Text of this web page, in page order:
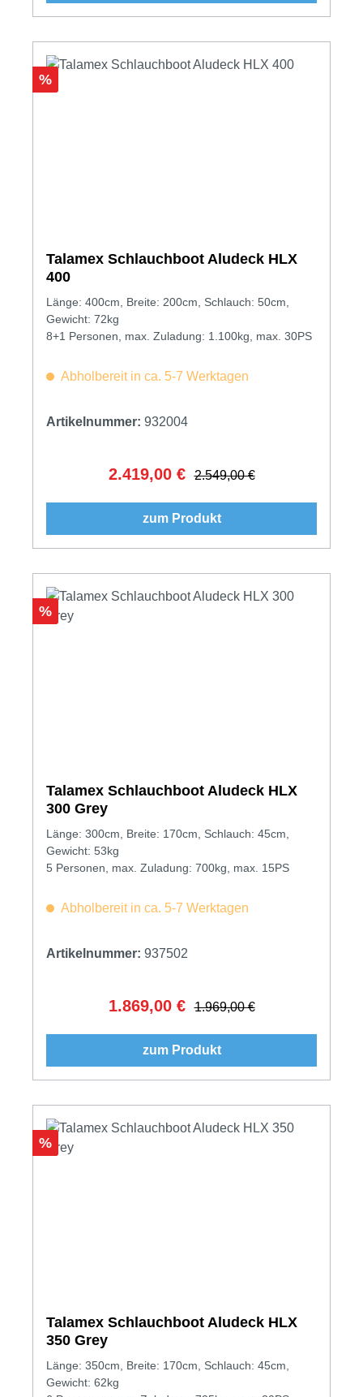
Rabatt
%
Talamex Schlauchboot Aludeck HLX
400
Länge: 400cm, Breite: 200cm, Schlauch: 50cm,
Gewicht: 72kg
8+1 Personen, max. Zuladung: 1.100kg, max. 30PS
Abholbereit in ca. 5-7 Werktagen
Artikelnummer: 932004
Verkaufspreis:
2.419,00 € Regulärer Preis:
2.549,00 €
zum Produkt
Rabatt
%
Talamex Schlauchboot Aludeck HLX
300 Grey
Länge: 300cm, Breite: 170cm, Schlauch: 45cm,
Gewicht: 53kg
5 Personen, max. Zuladung: 700kg, max. 15PS
Abholbereit in ca. 5-7 Werktagen
Artikelnummer: 937502
Verkaufspreis:
1.869,00 € Regulärer Preis:
1.969,00 €
zum Produkt
Rabatt
%
Talamex Schlauchboot Aludeck HLX
350 Grey
Länge: 350cm, Breite: 170cm, Schlauch: 45cm,
Gewicht: 62kg